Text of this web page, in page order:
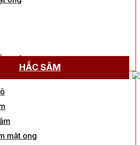
sâm
HẮC SÂM
mật ong